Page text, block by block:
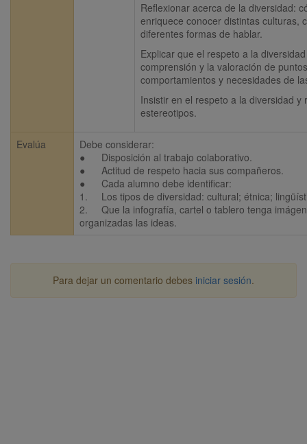
Reflexionar acerca de la diversidad:
enriquece conocer distintas culturas,
diferentes formas de hablar.
Explicar que el respeto a la
comprensión y la valoración de
comportamientos y necesidades de
Insistir en el respeto a la diversidad y
estereotipos.
Evalúa
Debe considerar:
●	Disposición al trabajo colaborativo.
●	Actitud de respeto hacia sus compañeros.
●	Cada alumno debe identificar:
1.	Los tipos de diversidad: cultural; étnica; lingüística; biológica; sexual y funcional
2.	Que la infografía, cartel o tablero tenga imágenes, jerarquía, textos breves, redactados correctamente y que
organizadas las ideas.
Para dejar un comentario debes iniciar sesión.